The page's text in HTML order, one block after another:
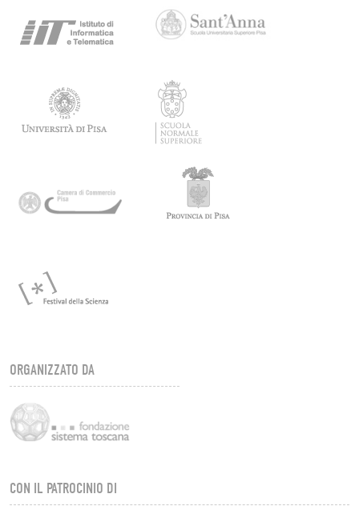
ORGANIZZATO DA
CON IL PATROCINIO DI